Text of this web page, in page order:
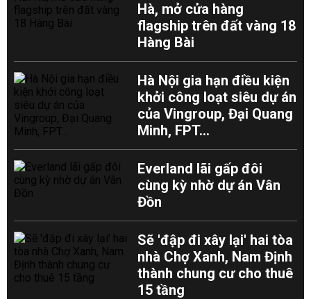
Hà, mở cửa hàng
flagship trên đất vàng 18
Hàng Bài
Hà Nội gia hạn điều kiện
khởi công loạt siêu dự án
của Vingroup, Đại Quang
Minh, FPT...
Everland lãi gấp đôi
cùng kỳ nhờ dự án Vân
Đồn
Sẽ 'đập đi xây lại' hai tòa
nhà Chợ Xanh, Nam Định
thành chung cư cho thuê
15 tầng